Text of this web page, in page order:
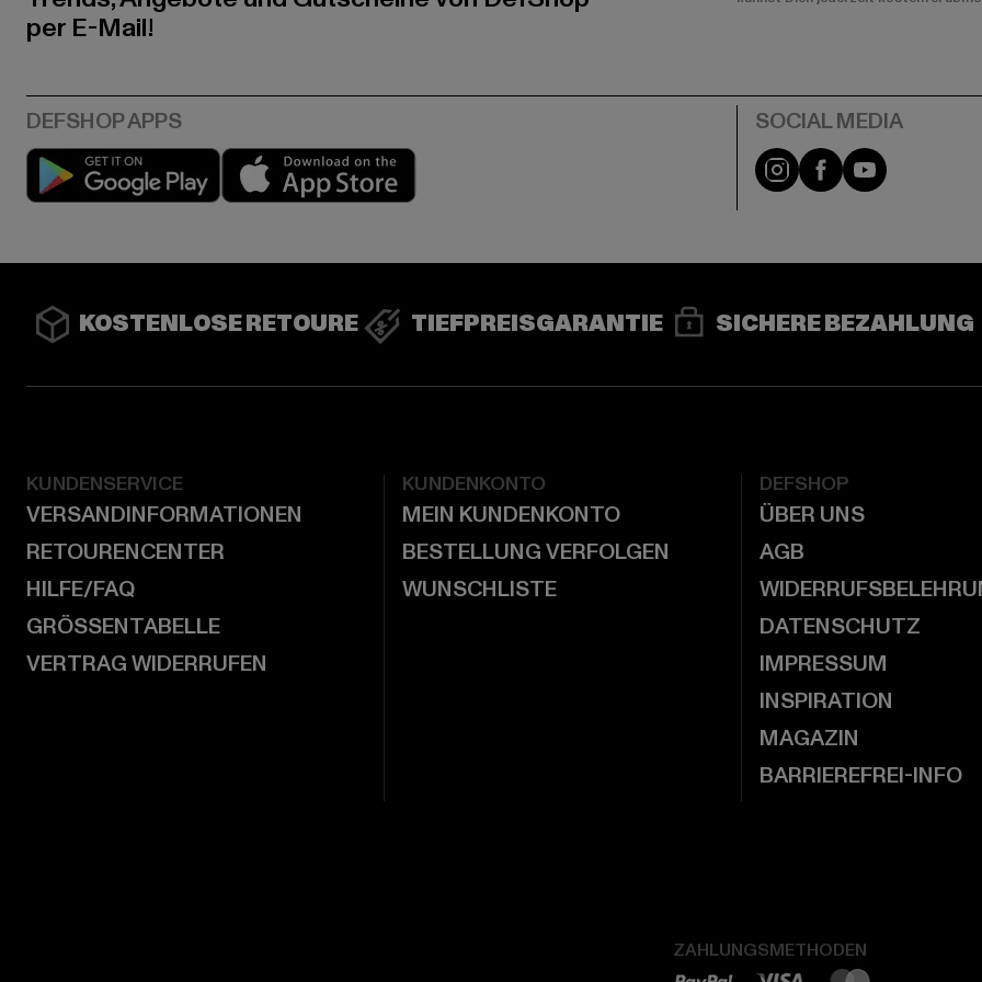
per E-Mail!
Play market Instagram
FacebookYouTube
KOSTENLOSE RETOURE TIEFPREISGARANTIE SICHERE BEZAHLUNG
KUNDENSERVICE
VERSANDINFORMATIONEN
RETOURENCENTER
HILFE/FAQ
GRÖSSENTABELLE
VERTRAG WIDERRUFEN
KUNDENKONTO
MEIN KUNDENKONTO
BESTELLUNG VERFOLGEN
WUNSCHLISTE
DEFSHOP
ÜBER UNS
AGB
DATENSCHUTZ
IMPRESSUM
INSPIRATION
MAGAZIN
BARRIEREFREI-INFO
ZAHLUNGSMETHODEN